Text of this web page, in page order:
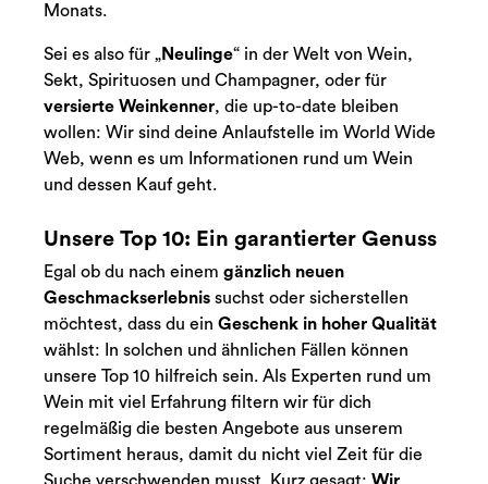
Monats.
Sei es also für „Neulinge“ in der Welt von Wein,
Sekt, Spirituosen und Champagner, oder für
versierte Weinkenner, die up-to-date bleiben
wollen: Wir sind deine Anlaufstelle im World Wide
Web, wenn es um Informationen rund um Wein
und dessen Kauf geht.
Unsere Top 10: Ein garantierter Genuss
Egal ob du nach einem gänzlich neuen
Geschmackserlebnis suchst oder sicherstellen
möchtest, dass du ein Geschenk in hoher Qualität
wählst: In solchen und ähnlichen Fällen können
unsere Top 10 hilfreich sein. Als Experten rund um
Wein mit viel Erfahrung filtern wir für dich
regelmäßig die besten Angebote aus unserem
Sortiment heraus, damit du nicht viel Zeit für die
Suche verschwenden musst. Kurz gesagt: Wir